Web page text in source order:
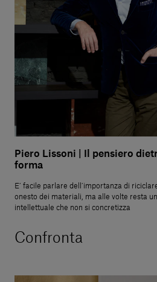
Piero Lissoni | Il pensiero
forma
E’ facile parlare dell’importanza di
onesto dei materiali, ma alle volte resta
intellettuale che non si concretizza
Confronta